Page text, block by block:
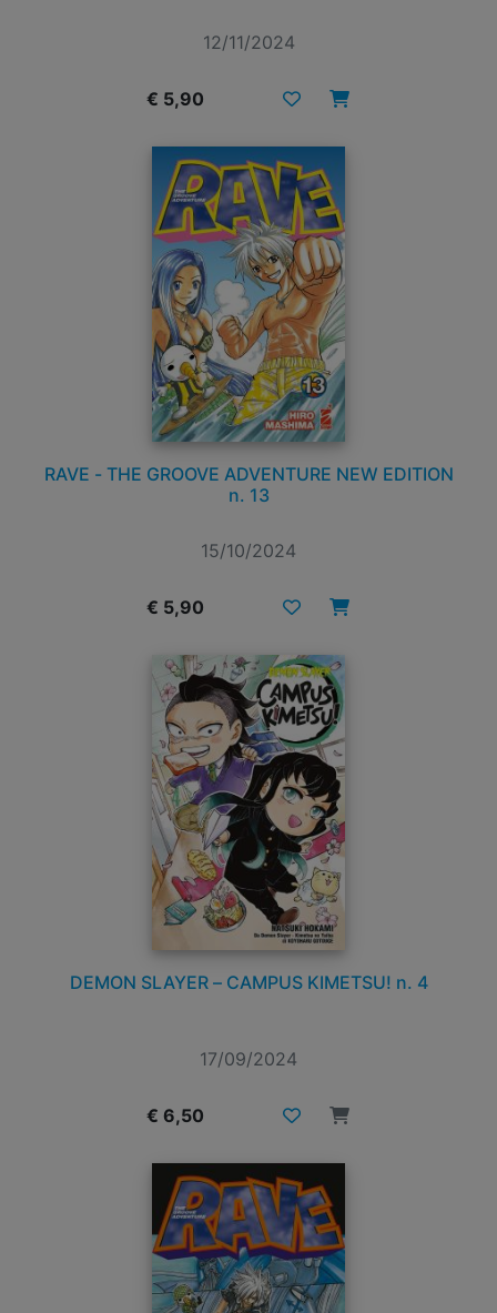
12/11/2024
€ 5,90
RAVE - THE GROOVE ADVENTURE NEW EDITION
n. 13
15/10/2024
€ 5,90
DEMON SLAYER – CAMPUS KIMETSU! n. 4
17/09/2024
€ 6,50